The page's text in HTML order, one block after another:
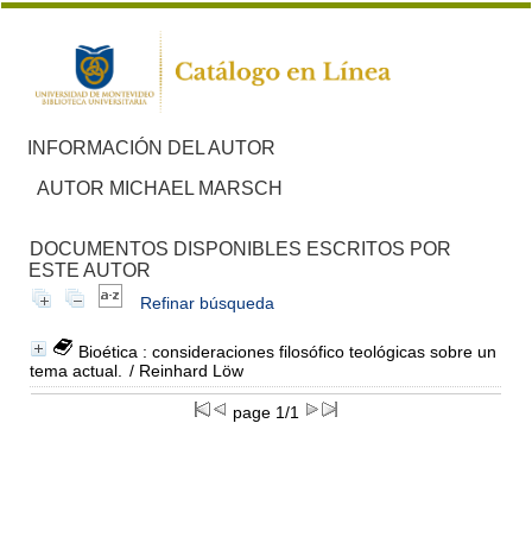
INFORMACIÓN DEL AUTOR
AUTOR MICHAEL MARSCH
DOCUMENTOS DISPONIBLES ESCRITOS POR
ESTE AUTOR
Refinar búsqueda
Bioética : consideraciones filosófico teológicas sobre un
tema actual.
/ Reinhard Löw
page 1/1